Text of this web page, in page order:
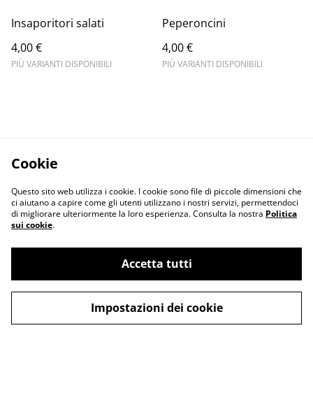
Insaporitori salati
4,00 €
PIÙ VARIANTI DISPONIBILI
Peperoncini
4,00 €
PIÙ VARIANTI DISPONIBILI
Cookie
Questo sito web utilizza i cookie. I cookie sono file di piccole dimensioni che
ci aiutano a capire come gli utenti utilizzano i nostri servizi, permettendoci
di migliorare ulteriormente la loro esperienza. Consulta la nostra Politica
sui cookie.
Accetta tutti
Impostazioni dei cookie